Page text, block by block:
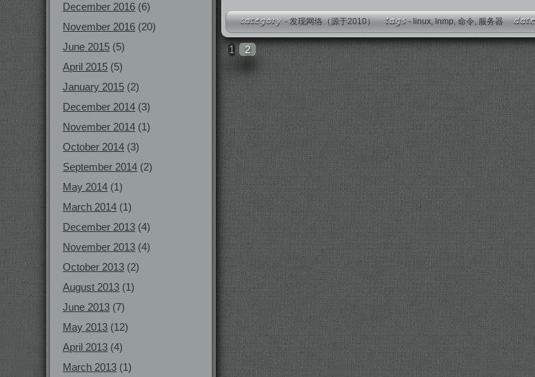
December 2016 (6)
November 2016 (20)
June 2015 (5)
April 2015 (5)
January 2015 (2)
December 2014 (3)
November 2014 (1)
October 2014 (3)
September 2014 (2)
May 2014 (1)
March 2014 (1)
December 2013 (4)
November 2013 (4)
October 2013 (2)
August 2013 (1)
June 2013 (7)
May 2013 (12)
April 2013 (4)
March 2013 (1)
-发现网络（源于2010） -linux,lnmp,命令,服务器
1 2